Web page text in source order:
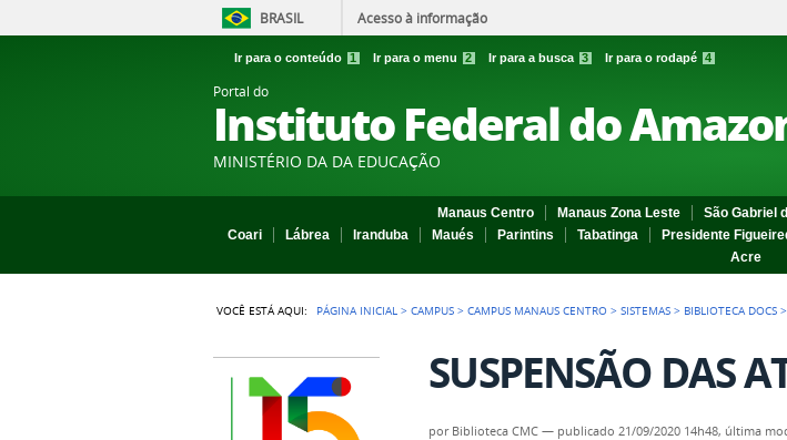
BRASIL Acesso à informação
Ir para o conteúdo 1 Ir para o menu 2 Ir para a busca 3 Ir para o rodapé 4
Portal do
Instituto Federal do
MINISTÉRIO DA DA EDUCAÇÃO
Manaus Centro Manaus Zona Leste São Gabriel
Coari
Lábrea Iranduba Maués Parintins Tabatinga Presidente
Acre
VOCÊ ESTÁ AQUI: PÁGINA INICIAL >CAMPUS >CAMPUS MANAUS CENTRO >SISTEMAS > BIBLIOTECA DOCS
SUSPENSÃO DAS
por Biblioteca CMC — publicado 21/09/2020 14h48, última